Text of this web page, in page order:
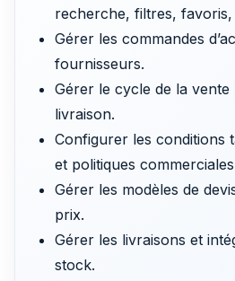
recherche, filtres, favoris,
Gérer les commandes
fournisseurs.
Gérer le cycle de la vente
livraison.
Configurer les conditions
et politiques
Gérer les modèles de
prix.
Gérer les livraisons et
stock.